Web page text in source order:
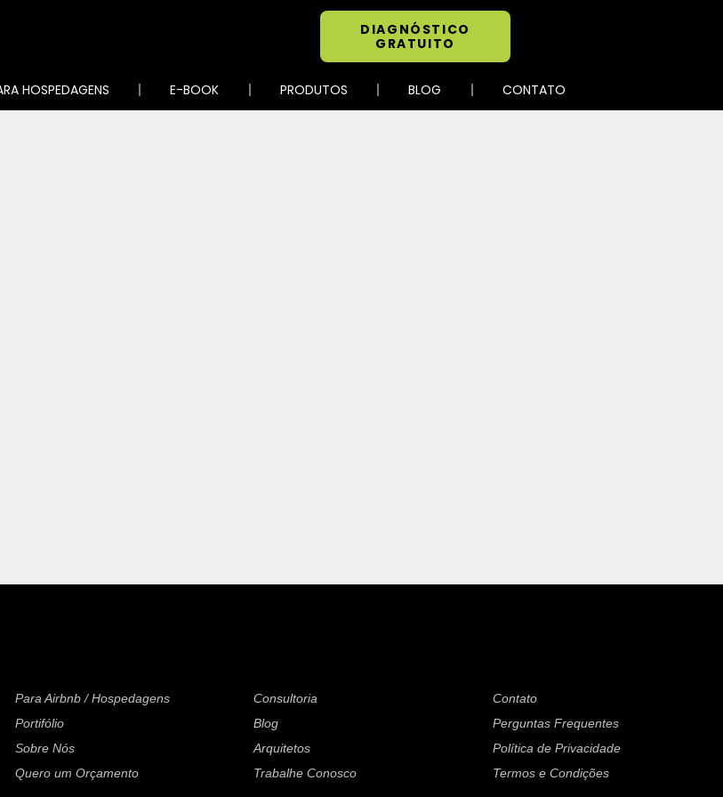
DIAGNÓSTICO
GRATUITO
HOSPEDAGENS E-BOOK PRODUTOS BLOG CONTATO
Para Airbnb / Hospedagens
Portifólio
Sobre Nós
Quero um Orçamento
Consultoria
Blog
Arquitetos
Trabalhe Conosco
Contato
Perguntas Frequentes
Política de Privacidade
Termos e Condições